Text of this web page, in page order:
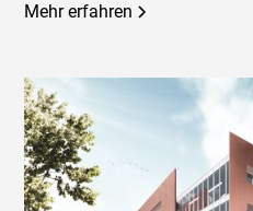
Mehr erfahren